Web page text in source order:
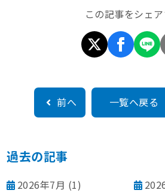
この記事をシェ
前へ 一覧へ戻る
過去の記事
2026年7月 (1)